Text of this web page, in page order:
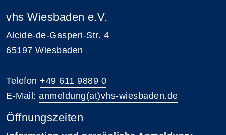
vhs Wiesbaden e.V.
Alcide-de-Gasperi-Str. 4
65197 Wiesbaden
Telefon +49 611 9889 0
E-Mail: anmeldung(at)vhs-wiesbaden.de
Öffnungszeiten